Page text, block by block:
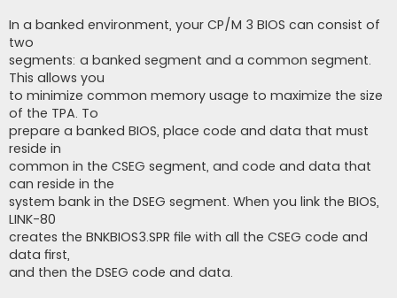
In a banked environment, your CP/M 3 BIOS can consist of
two
segments: a banked segment and a common segment.
This allows you
to minimize common memory usage to maximize the size
of the TPA. To
prepare a banked BIOS, place code and data that must
reside in
common in the CSEG segment, and code and data that
can reside in the
system bank in the DSEG segment. When you link the BIOS,
LINK-80
creates the BNKBIOS3.SPR file with all the CSEG code and
data first,
and then the DSEG code and data.